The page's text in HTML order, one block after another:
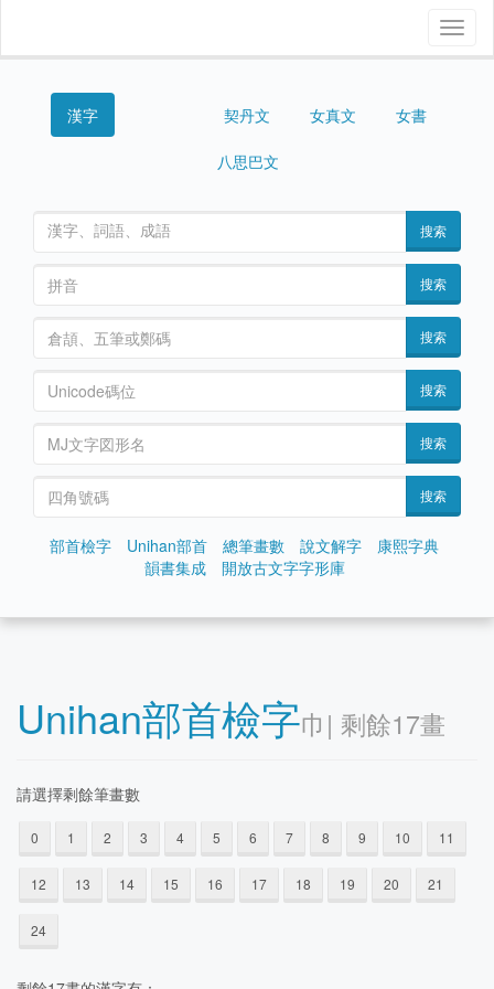
漢字 契丹文 女真文 女書
八思巴文
搜索
搜索
搜索
搜索
搜索
搜索
部首檢字 Unihan部首 總筆畫數 說文解字
康熙字典
韻書集成
開放古文字字形庫
Unihan部首檢字⼱| 剩餘17畫
請選擇剩餘筆畫數
0 1 2 3 4 5 6 7 8 9 10 11
12 13 14 15 16 17 18 19 20 21
24